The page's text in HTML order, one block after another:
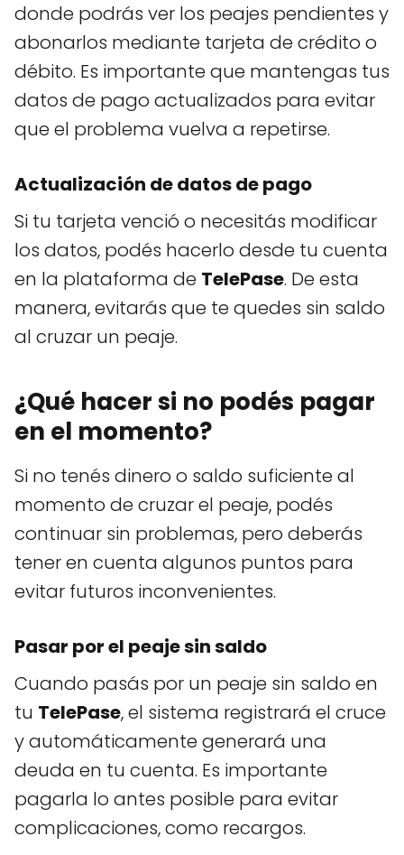
donde podrás ver los peajes pendientes y
abonarlos mediante tarjeta de crédito o
débito. Es importante que mantengas tus
datos de pago actualizados para evitar
que el problema vuelva a repetirse.
Actualización de datos de pago
Si tu tarjeta venció o necesitás modificar
los datos, podés hacerlo desde tu cuenta
en la plataforma de TelePase. De esta
manera, evitarás que te quedes sin saldo
al cruzar un peaje.
¿Qué hacer si no podés pagar
en el momento?
Si no tenés dinero o saldo suficiente al
momento de cruzar el peaje, podés
continuar sin problemas, pero deberás
tener en cuenta algunos puntos para
evitar futuros inconvenientes.
Pasar por el peaje sin saldo
Cuando pasás por un peaje sin saldo en
tu TelePase, el sistema registrará el cruce
y automáticamente generará una
deuda en tu cuenta. Es importante
pagarla lo antes posible para evitar
complicaciones, como recargos.